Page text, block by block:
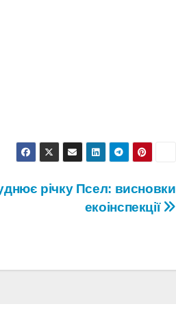
річку Псел: висновки
екоінспекції